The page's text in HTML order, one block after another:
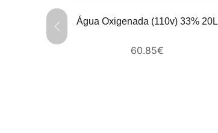
Água Oxigenada (110v) 33% 20L
60.85€